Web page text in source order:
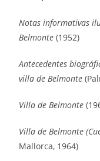
Notas informativas
Belmonte(1952)
Antecedentes
villa de Belmonte
Villa de Belmonte
Villa de Belmonte
Mallorca, 1964)